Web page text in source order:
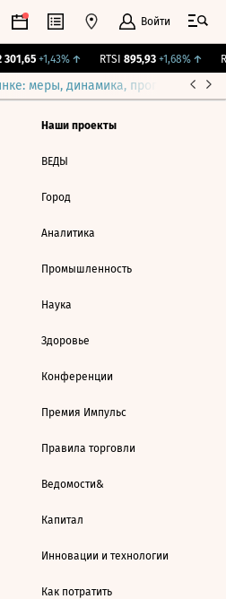
Войти
+1,43%↑ RTSI 895,93 +1,68%↑
меры, динамика, прогнозы
Наши проекты
ВЕДЫ
Город
Аналитика
Промышленность
Наука
Здоровье
Конференции
Премия Импульс
Правила торговли
Ведомости&
Капитал
Инновации и технологии
Как потратить